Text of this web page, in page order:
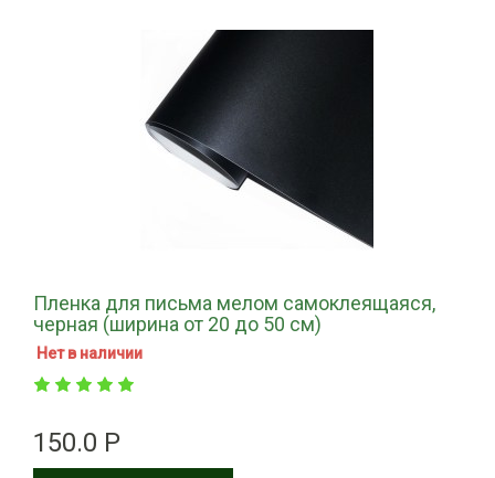
Пленка для письма мелом самоклеящаяся,
черная (ширина от 20 до 50 см)
Нет в наличии
150.0 Р